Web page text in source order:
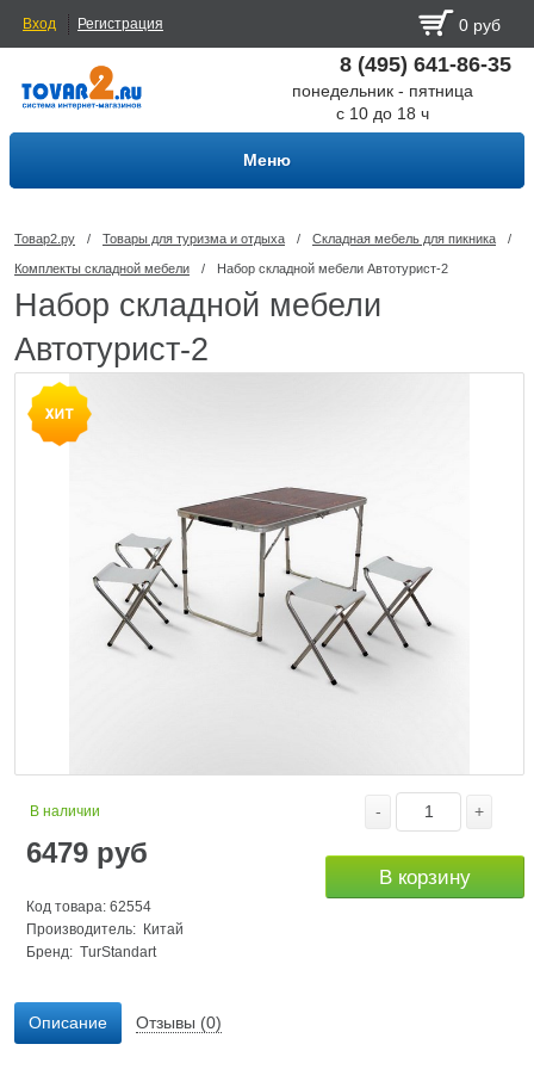
Вход Регистрация 0 руб
8 (495) 641-86-35
понедельник - пятница
с 10 до 18 ч
Меню
Товар2.ру / Товары для туризма и отдыха / Складная мебель для пикника /
Комплекты складной мебели / Набор складной мебели Автотурист-2
Набор складной мебели
Автотурист-2
В наличии
6479 руб
Код товара: 62554
Производитель: Китай
Бренд: TurStandart
- +
В корзину
Описание Отзывы (0)